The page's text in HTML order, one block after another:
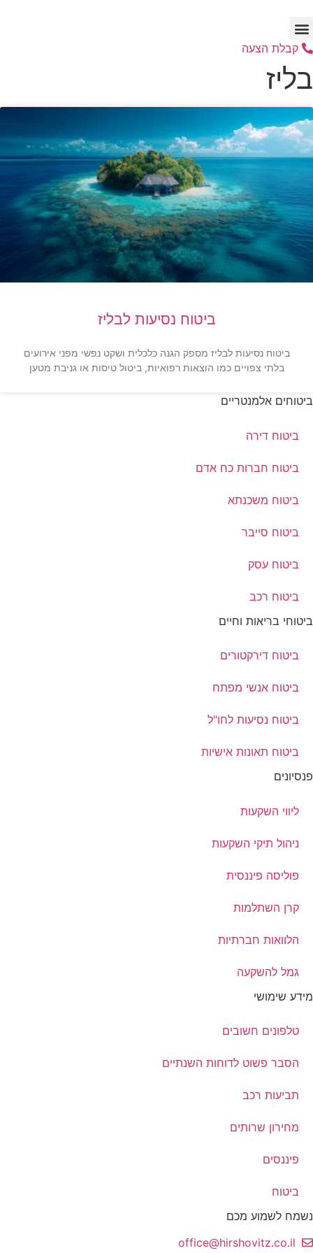
לתוכן
קבלת הצעה
בליז
ביטוח נסיעות לבליז
ביטוח נסיעות לבליז מספק הגנה כלכלית ושקט נפשי מפני אירועים
בלתי צפויים כמו הוצאות רפואיות, ביטול טיסות או גניבת מטען
ביטוחים אלמנטריים
ביטוח דירה
ביטוח חברות כח אדם
ביטוח משכנתא
ביטוח סייבר
ביטוח עסק
ביטוח רכב
ביטוחי בריאות וחיים
ביטוח דירקטורים
ביטוח אנשי מפתח
ביטוח נסיעות לחו"ל
ביטוח תאונות אישיות
פנסיונים
ליווי השקעות
ניהול תיקי השקעות
פוליסה פיננסית
קרן השתלמות
הלוואות חברתיות
גמל להשקעה
מידע שימושי
טלפונים חשובים
הסבר פשוט לדוחות השנתיים
תביעות רכב
מחירון שרותים
פיננסים
ביטוח
נשמח לשמוע מכם
office@hirshovitz.co.il